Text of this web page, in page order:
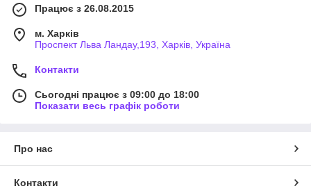
Працює з 26.08.2015
м. Харків
Проспект Льва Ландау,193, Харків, Україна
Контакти
Сьогодні працює з 09:00 до 18:00
Показати весь графік роботи
Про нас
Контакти